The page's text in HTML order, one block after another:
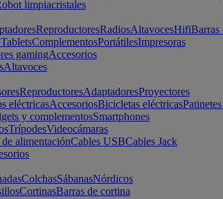
limpiacristales
ReproductoresRadiosAltavocesHifiBarras
TabletsComplementosPortátilesImpresoras
gamingAccesorios
Altavoces
ReproductoresAdaptadoresProyectores
eléctricasAccesoriosBicicletas eléctricas
y complementosSmartphones
TrípodesVideocámaras
alimentaciónCables USBCables Jack
ColchasSábanasNórdicos
CortinasBarras de cortina